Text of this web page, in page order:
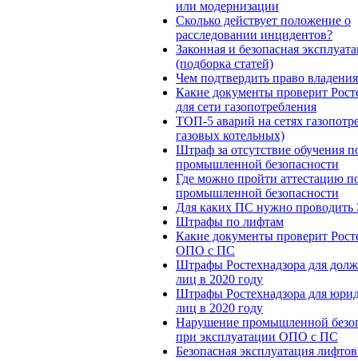
или модернизации
Сколько действует положение о
расследовании инцидентов?
Законная и безопасная
(подборка статей)
Чем подтвердить право
Какие документы проверит
для сети газопотребления
ТОП-5 аварий на сетях
газовых котельных)
Штраф за отсутствие обучения
промышленной безопасности
Где можно пройти аттестацию
промышленной безопасности
Для каких ПС нужно
Штрафы по лифтам
Какие документы проверит
ОПО с ПС
Штрафы Ростехнадзора для
лиц в 2020 году
Штрафы Ростехнадзора для
лиц в 2020 году
Нарушение промышленной
при эксплуатации ОПО с ПС
Безопасная эксплуатация